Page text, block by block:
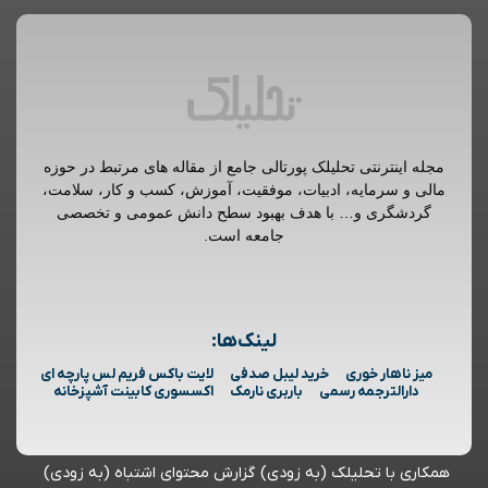
مجله اینترنتی تحلیلک پورتالی جامع از مقاله های مرتبط در حوزه
مالی و سرمایه، ادبیات، موفقیت، آموزش، کسب و کار، سلامت،
گردشگری و… با هدف بهبود سطح دانش عمومی و تخصصی
جامعه است.
لینک‌ها:
میز ناهار خوری خرید لیبل صدفی
لایت باکس فریم لس پارچه ای
دارالترجمه رسمی
باربری نارمک اکسسوری کابینت آشپزخانه
همکاری با تحلیلک (به زودی) گزارش محتوای اشتباه (به زودی)